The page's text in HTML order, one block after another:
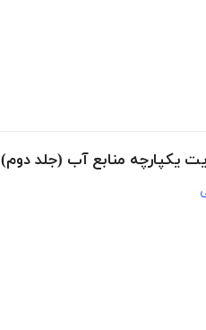
یکپارچه منابع آب (جلد دوم)